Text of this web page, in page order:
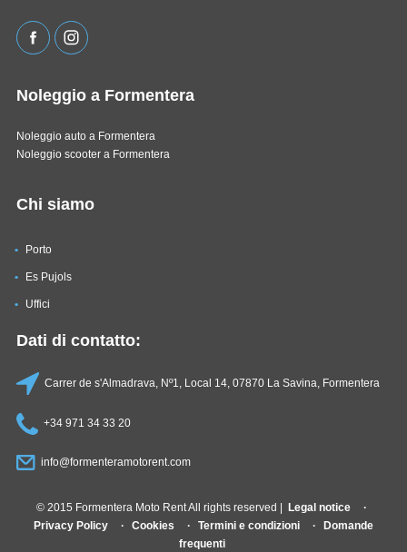
Noleggio a Formentera
Noleggio auto a Formentera
Noleggio scooter a Formentera
Chi siamo
Porto
Es Pujols
Uffici
Dati di contatto:
Carrer de s'Almadrava, Nº1, Local 14, 07870 La Savina, Formentera
+34 971 34 33 20
info@formenteramotorent.com
© 2015 Formentera Moto Rent All rights reserved | Legal notice
Privacy Policy
Cookies Termini e condizioni
Domande
frequenti